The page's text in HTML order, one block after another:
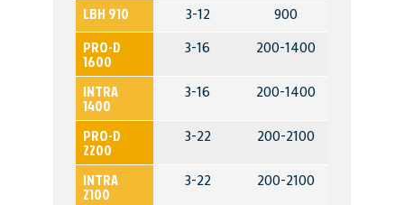
LBH 910 3-12 900
PRO-D
1600
3-16 200-1400
INTRA
1400
3-16 200-1400
PRO-D
2200
3-22 200-2100
INTRA
2100
3-22 200-2100